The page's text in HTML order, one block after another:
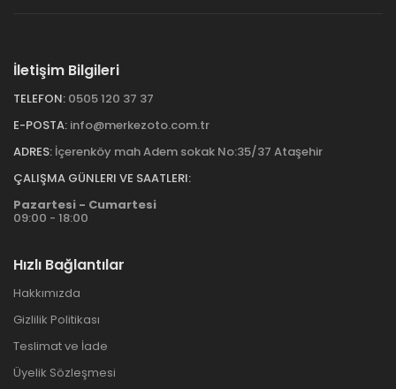
İletişim Bilgileri
TELEFON: 0505 120 37 37
E-POSTA: info@merkezoto.com.tr
ADRES: İçerenköy mah Adem sokak No:35/37 Ataşehir
ÇALIŞMA GÜNLERI VE SAATLERI:
Pazartesi - Cumartesi
09:00 - 18:00
Hızlı Bağlantılar
Hakkımızda
Gizlilik Politikası
Teslimat ve İade
Üyelik Sözleşmesi